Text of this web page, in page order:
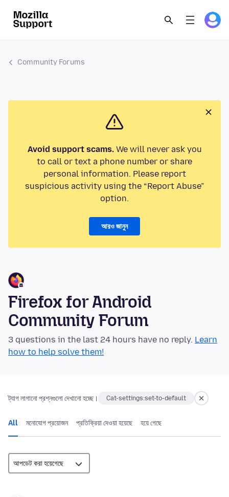
Community Forums
Avoid support scams.We will never ask you
to call or text a phone number or share
personal information. Please report
suspicious activity using the “Report Abuse”
option.
আরও জানুন
Firefox for Android
Community Forum
3 questions in the last 24 hours have no reply. Learn
how to help solve them!
ট্যাগ লাগানো প্রশ্নগুলো দেখানো হচ্ছে। Cat-settings:set-to-default
All মনোযোগ প্রয়োজন প্রতিক্রিয়া দেওয়া হয়েছে হয়ে গেছে